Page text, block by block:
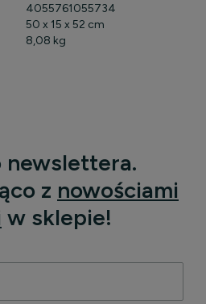
4055761055734
50 x 15 x 52 cm
8,08 kg
newslettera.
z nowościami
w sklepie!